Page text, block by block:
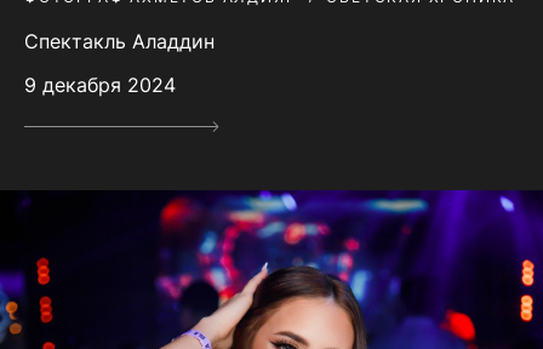
Спектакль Аладдин
9 декабря 2024